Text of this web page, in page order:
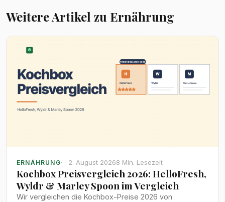
Weitere Artikel zu Ernährung
ERNÄHRUNG 2. August 20268 Min. Lesezeit
Kochbox Preisvergleich 2026: HelloFresh,
Wyldr & Marley Spoon im Vergleich
Wir vergleichen die Kochbox-Preise 2026 von